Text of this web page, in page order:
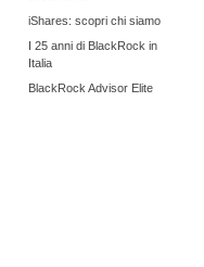
iShares: scopri chi siamo
I 25 anni di BlackRock in
Italia
BlackRock Advisor Elite